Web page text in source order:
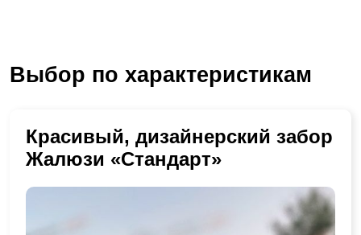
Выбор по характеристикам
Красивый, дизайнерский забор
Жалюзи «Стандарт»